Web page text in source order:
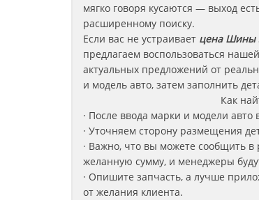
мягко говоря кусаются — выход
расширенному поиску.
Если вас не устраивает ценаШины
предлагаем воспользоваться
актуальных предложений от
и модель авто, затем заполнить
Как
· После ввода марки и модели
· Уточняем сторону размещения
· Важно, что вы можете сообщить в
желанную сумму, и менеджеры
· Опишите запчасть, а лучше
от желания клиента.